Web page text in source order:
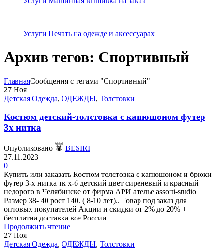
Услуги Печать на одежде и аксессуарах
Архив тегов: Спортивный
ГлавнаяСообщения с тегами "Спортивный"
27 Ноя
Детская Одежда, ОДЕЖДЫ, Толстовки
Костюм детский-толстовка с капюшоном футер
3х нитка
Опубликовано
BESIRI
27.11.2023
0
Купить или заказать Костюм толстовка с капюшоном и брюки
футер 3-х нитка тк х-б детский цвет сиреневый и красный
недорого в Челябинске от фирма АРИ ателье assorti-studio
Размер 38- 40 рост 140. ( 8-10 лет).. Товар под заказ для
оптовых покупателей Акции и скидки от 2% до 20% +
бесплатна доставка все России.
Продолжить чтение
27 Ноя
Детская Одежда, ОДЕЖДЫ, Толстовки